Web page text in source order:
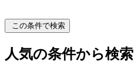
この条件で検索
人気の条件から検索